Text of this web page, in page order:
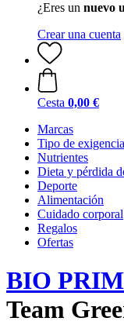
¿Eres un nuevo
Crear una cuenta
Cesta 0,00 €
Marcas
Tipo de exigencia
Nutrientes
Dieta y pérdida
Deporte
Alimentación
Cuidado corporal
Regalos
Ofertas
BIO
Team